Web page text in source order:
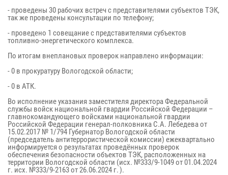
- проведены 30 рабочих встреч с представителями субъектов ТЭК,
так же проведены консультации по телефону;
- проведено 1 совещание с представителями субъектов
топливно-энергетического комплекса.
По итогам внеплановых проверок направлено информации:
- 0 в прокуратуру Вологодской области;
- 0 в АТК.
Во исполнение указания заместителя директора Федеральной
службы войск национальной гвардии Российской Федерации –
главнокомандующего войсками национальной гвардии
Российской Федерации генерал-полковника С.А. Лебедева от
15.02.2017 № 1/794 Губернатор Вологодской области
(председатель антитеррористической комиссии) ежеквартально
информируется о результатах проведённых проверок
обеспечения безопасности объектов ТЭК, расположенных на
территории Вологодской области (исх. №333/9-1049 от 01.04.2024
г. исх. №333/9-2163 от 26.06.2024 г. ).